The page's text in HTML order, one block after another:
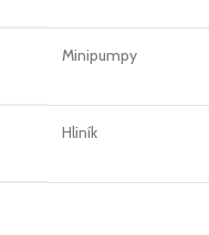
Minipumpy
Hliník